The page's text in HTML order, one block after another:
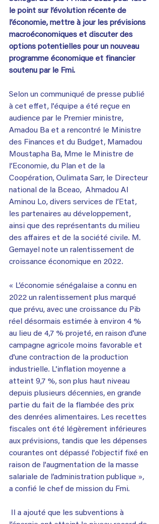
le point sur l’évolution récente de
l’économie, mettre à jour les prévisions
macroéconomiques et discuter des
options potentielles pour un nouveau
programme économique et financier
soutenu par le Fmi.
Selon un communiqué de presse publié
à cet effet, l'équipe a été reçue en
audience par le Premier ministre,
Amadou Ba et a rencontré le Ministre
des Finances et du Budget, Mamadou
Moustapha Ba, Mme le Ministre de
l’Economie, du Plan et de la
Coopération, Oulimata Sarr, le Directeur
national de la Bceao,  Ahmadou Al
Aminou Lo, divers services de l’Etat,
les partenaires au développement,
ainsi que des représentants du milieu
des affaires et de la société civile. M.
Gemayel note un ralentissement de
croissance économique en 2022.
« L’économie sénégalaise a connu en
2022 un ralentissement plus marqué
que prévu, avec une croissance du Pib
réel désormais estimée à environ 4 %
au lieu de 4,7 % projeté, en raison d'une
campagne agricole moins favorable et
d'une contraction de la production
industrielle. L'inflation moyenne a
atteint 9,7 %, son plus haut niveau
depuis plusieurs décennies, en grande
partie du fait de la flambée des prix
des denrées alimentaires. Les recettes
fiscales ont été légèrement inférieures
aux prévisions, tandis que les dépenses
courantes ont dépassé l'objectif fixé en
raison de l'augmentation de la masse
salariale de l’administration publique »,
a confié le chef de mission du Fmi.